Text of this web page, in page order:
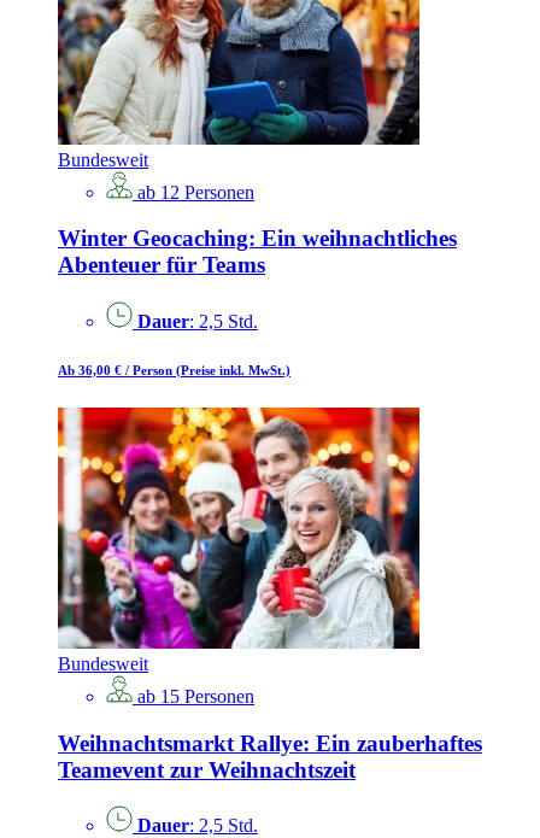
Bundesweit
ab 12 Personen
Winter Geocaching: Ein weihnachtliches
Abenteuer für Teams
Dauer: 2,5 Std.
Ab 36,00 € / Person (Preise inkl. MwSt.)
Bundesweit
ab 15 Personen
Weihnachtsmarkt Rallye: Ein zauberhaftes
Teamevent zur Weihnachtszeit
Dauer: 2,5 Std.